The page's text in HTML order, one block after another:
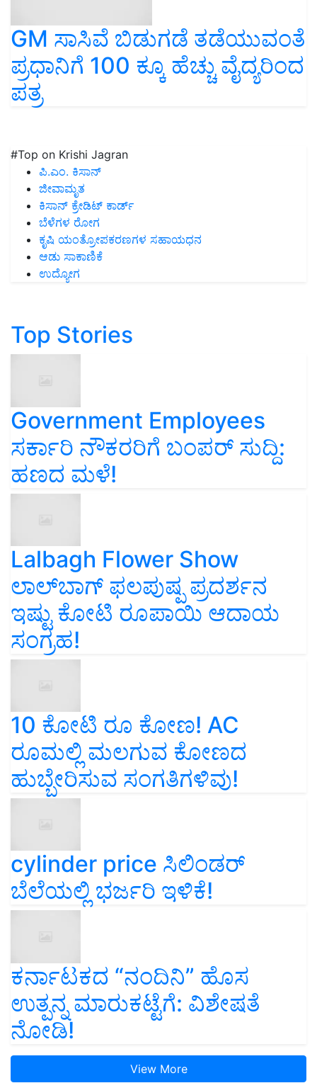
GM ಸಾಸಿವೆ ಬಿಡುಗಡೆ ತಡೆಯುವಂತೆ
ಪ್ರಧಾನಿಗೆ 100 ಕ್ಕೂ ಹೆಚ್ಚು ವೈದ್ಯರಿಂದ
ಪತ್ರ
#Top on Krishi Jagran
ಪಿ.ಎಂ. ಕಿಸಾನ್
ಜೀವಾಮೃತ
ಕಿಸಾನ್ ಕ್ರೇಡಿಟ್ ಕಾರ್ಡ್
ಬೆಳೆಗಳ ರೋಗ
ಕೃಷಿ ಯಂತ್ರೋಪಕರಣಗಳ ಸಹಾಯಧನ
ಆಡು ಸಾಕಾಣಿಕೆ
ಉದ್ಯೋಗ
Top Stories
Government Employees
ಸರ್ಕಾರಿ ನೌಕರರಿಗೆ ಬಂಪರ್‌ ಸುದ್ದಿ:
ಹಣದ ಮಳೆ!
Lalbagh Flower Show
ಲಾಲ್‌ಬಾಗ್ ಫಲಪುಷ್ಪ ಪ್ರದರ್ಶನ
ಇಷ್ಟು ಕೋಟಿ ರೂಪಾಯಿ ಆದಾಯ
ಸಂಗ್ರಹ!
10 ಕೋಟಿ ರೂ ಕೋಣ! AC
ರೂಮಲ್ಲಿ ಮಲಗುವ ಕೋಣದ
ಹುಬ್ಬೇರಿಸುವ ಸಂಗತಿಗಳಿವು!
cylinder price ಸಿಲಿಂಡರ್‌
ಬೆಲೆಯಲ್ಲಿ ಭರ್ಜರಿ ಇಳಿಕೆ!
ಕರ್ನಾಟಕದ “ನಂದಿನಿ” ಹೊಸ
ಉತ್ಪನ್ನ ಮಾರುಕಟ್ಟೆಗೆ: ವಿಶೇಷತೆ
ನೋಡಿ!
View More